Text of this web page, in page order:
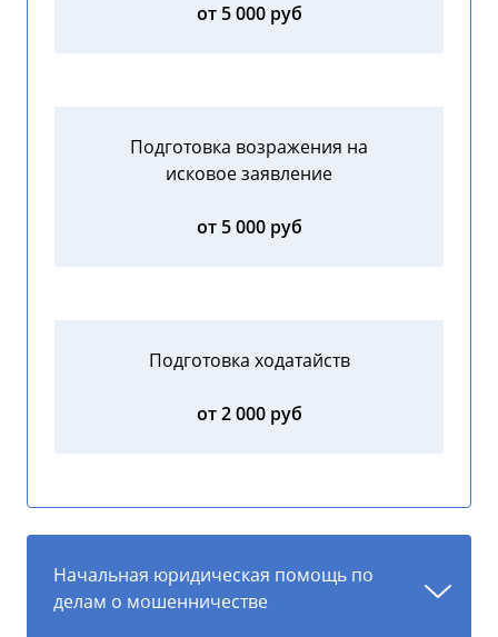
от 5 000 руб
Подготовка возражения на
исковое заявление
от 5 000 руб
Подготовка ходатайств
от 2 000 руб
Начальная юридическая помощь по
делам о мошенничестве